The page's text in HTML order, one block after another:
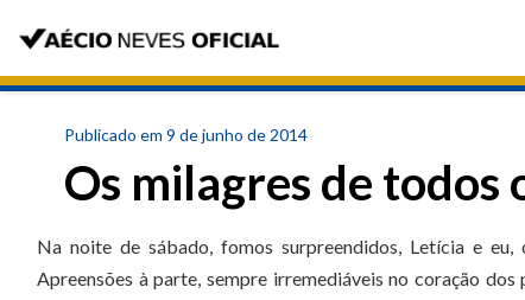
Publicado em 9 de junho de 2014
Os milagres de todos
Na noite de sábado, fomos surpreendidos, Letícia e
Apreensões à parte, sempre irremediáveis no coração